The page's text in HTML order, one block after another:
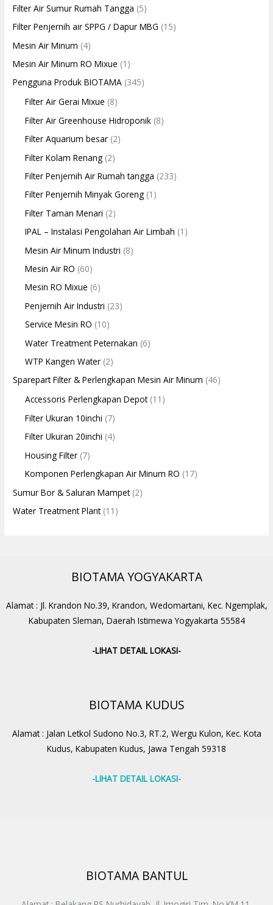
Filter Air Sumur Rumah Tangga (5)
Filter Penjernih air SPPG / Dapur MBG (15)
Mesin Air Minum (4)
Mesin Air Minum RO Mixue (1)
Pengguna Produk BIOTAMA (345)
Filter Air Gerai Mixue (8)
Filter Air Greenhouse Hidroponik (8)
Filter Aquarium besar (2)
Filter Kolam Renang (2)
Filter Penjernih Air Rumah tangga (233)
Filter Penjernih Minyak Goreng (1)
Filter Taman Menari (2)
IPAL – Instalasi Pengolahan Air Limbah (1)
Mesin Air Minum Industri (8)
Mesin Air RO (60)
Mesin RO Mixue (6)
Penjernih Air Industri (23)
Service Mesin RO (10)
Water Treatment Peternakan (6)
WTP Kangen Water (2)
Sparepart Filter & Perlengkapan Mesin Air Minum (46)
Accessoris Perlengkapan Depot(11)
Filter Ukuran 10inchi (7)
Filter Ukuran 20inchi (4)
Housing Filter (7)
Komponen Perlengkapan Air Minum RO (17)
Sumur Bor & Saluran Mampet(2)
Water Treatment Plant(11)
BIOTAMA YOGYAKARTA
Alamat : Jl. Krandon No.39, Krandon, Wedomartani, Kec. Ngemplak,
Kabupaten Sleman, Daerah Istimewa Yogyakarta 55584
-LIHAT DETAIL LOKASI-
BIOTAMA KUDUS
Alamat : Jalan Letkol Sudono No.3, RT.2, Wergu Kulon, Kec. Kota
Kudus, Kabupaten Kudus, Jawa Tengah 59318
-LIHAT DETAIL LOKASI-
BIOTAMA BANTUL